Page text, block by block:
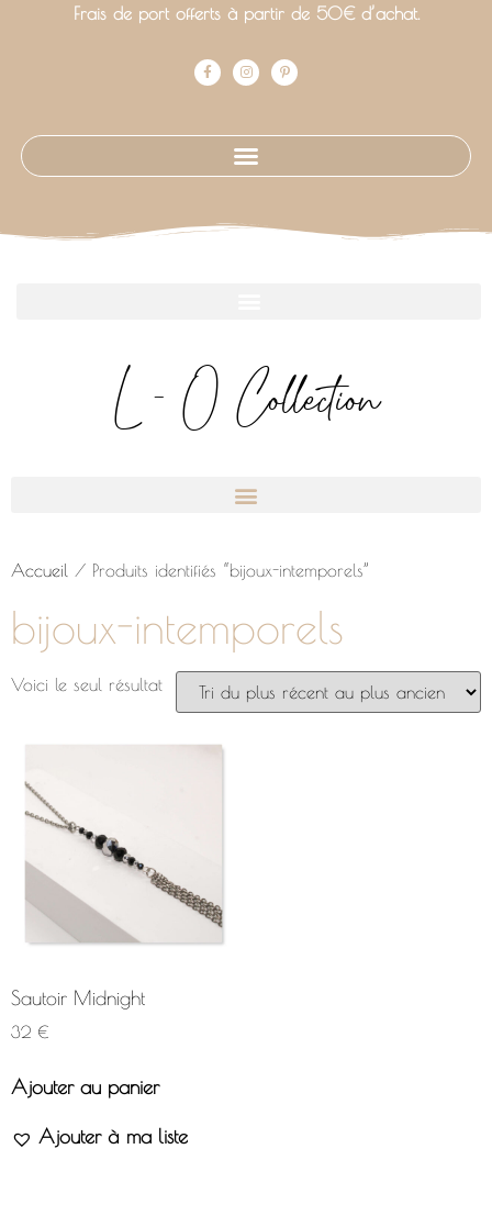
Frais de port offerts à partir de 50€ d’achat.
L - O Collection
Accueil / Produits identifiés “bijoux-intemporels”
bijoux-intemporels
Voici le seul résultat
Sautoir Midnight
32 €
Ajouter au panier
Ajouter à ma liste